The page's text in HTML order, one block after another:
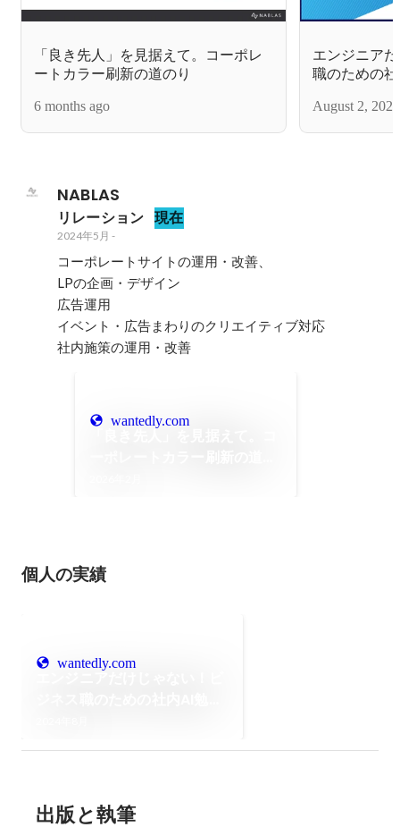
「良き先人」を見据えて。コーポレ
ートカラー刷新の道のり
6 months ago
エンジニア
職のための
August 2, 2024
NABLAS
リレーション 現在
2024年5月 -
コーポレートサイトの運用・改善、
LPの企画・デザイン
広告運用
イベント・広告まわりのクリエイティブ対応
社内施策の運用・改善
wantedly.com
個人の実績
wantedly.com
出版と執筆